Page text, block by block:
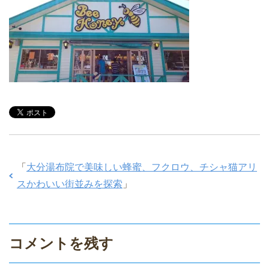
「 大分湯布院で美味しい蜂蜜、フクロウ、チシャ猫アリ
スかわいい街並みを探索 」
コメントを残す